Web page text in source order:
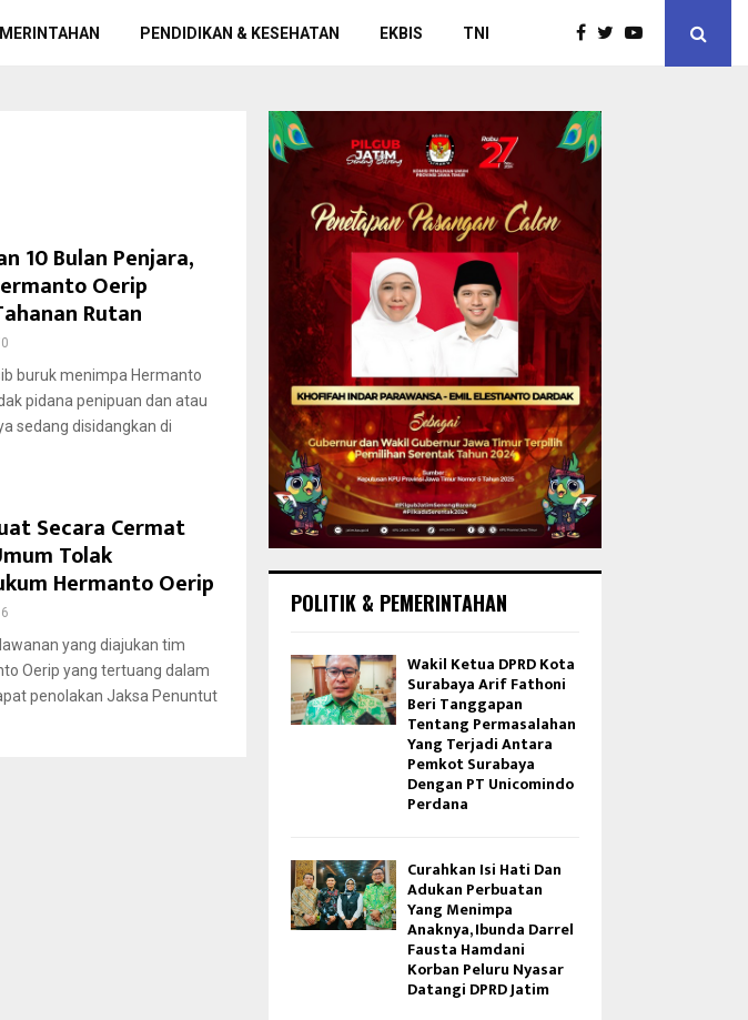
PENDIDIKAN & KESEHATAN EKBIS TNI
10 Bulan Penjara,
Oerip
Rutan
buruk menimpa Hermanto
pidana penipuan dan atau
sedang disidangkan di
Secara Cermat
Tolak
Hermanto Oerip
yang diajukan tim
Oerip yang tertuang dalam
penolakan Jaksa Penuntut
POLITIK & PEMERINTAHAN
Wakil Ketua DPRD Kota
Surabaya Arif Fathoni
Beri Tanggapan
Tentang Permasalahan
Yang Terjadi Antara
Pemkot Surabaya
Dengan PT Unicomindo
Perdana
Curahkan Isi Hati Dan
Adukan Perbuatan
Yang Menimpa
Anaknya, Ibunda Darrel
Fausta Hamdani
Korban Peluru Nyasar
Datangi DPRD Jatim